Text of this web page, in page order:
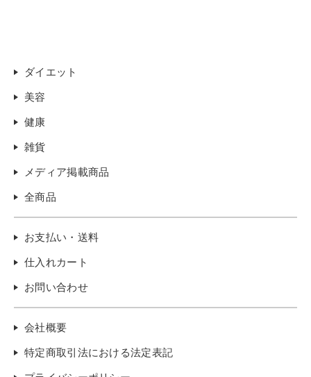
ダイエット
美容
健康
雑貨
メディア掲載商品
全商品
お支払い・送料
仕入れカート
お問い合わせ
会社概要
特定商取引法における法定表記